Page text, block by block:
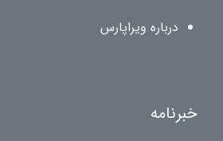
درباره ویراپارس
خبرنامه